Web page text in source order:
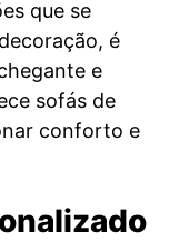
que se
é
e
sofás de
conforto e